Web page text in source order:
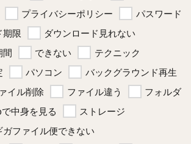
プライバシーポリシー
パスワード
期限
ダウンロード見れない
間 できない
テクニック
パソコン
バックグラウンド再生
イル削除 ファイル違う
フォルダ
中身を見る
ストレージ
ガファイル便できない